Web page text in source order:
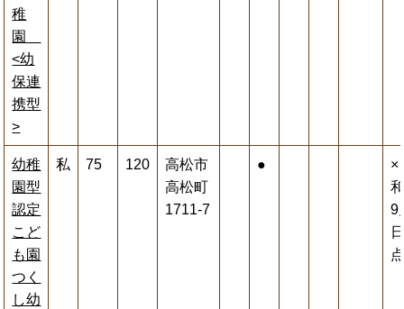
稚
園
<幼
保連
携型
>
幼稚
園型
認定
こど
も園
つく
し幼
私 75 120
高松市
高松町
1711-7
●
×
9